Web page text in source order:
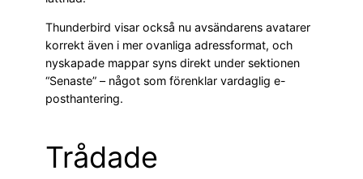
Thunderbird visar också nu avsändarens avatarer
korrekt även i mer ovanliga adressformat, och
nyskapade mappar syns direkt under sektionen
“Senaste” – något som förenklar vardaglig e-
posthantering.
Trådade